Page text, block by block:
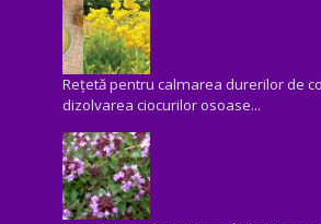
Rețetă pentru calmarea durerilor de
dizolvarea ciocurilor osoase...